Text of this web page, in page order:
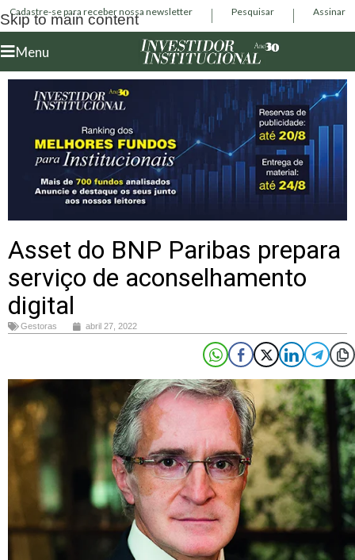
Skip to main content
Cadastre-se para receber nossa newsletter Pesquisar Assinar
Menu
Asset do BNP Paribas prepara
serviço de aconselhamento
digital
Gestoras abril 27, 2022